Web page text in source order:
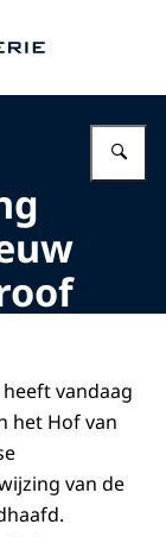
vandaag
het Hof van
van de